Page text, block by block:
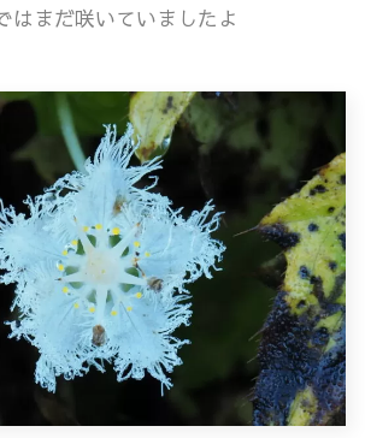
はまだ咲いていましたよ